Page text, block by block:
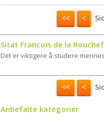
<< <
Sitat Francois de la
Det er viktigere å studere
<< <
Anbefalte kategorier